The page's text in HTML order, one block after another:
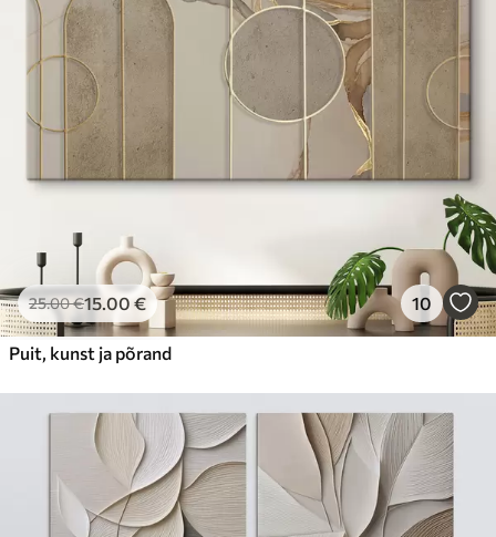
25.00€15.00 € 10
Puit, kunst ja põrand